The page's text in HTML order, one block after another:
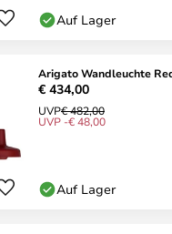
Auf Lager
Arigato Wandleuchte
€ 434,00
UVP€ 482,00
UVP -€ 48,00
Auf Lager